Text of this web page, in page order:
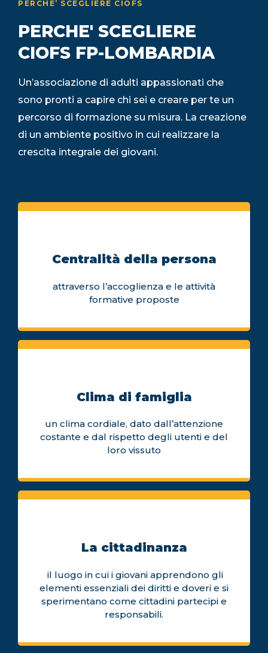
PERCHE’ SCEGLIERE CIOFS
PERCHE' SCEGLIERE
CIOFS FP-LOMBARDIA
Un’associazione di adulti appassionati che
sono pronti a capire chi sei e creare per te un
percorso di formazione su misura. La creazione
di un ambiente positivo in cui realizzare la
crescita integrale dei giovani.
Centralità della persona
attraverso l’accoglienza e le attività
formative proposte
Clima di famiglia
un clima cordiale, dato dall’attenzione
costante e dal rispetto degli utenti e del
loro vissuto
La cittadinanza
il luogo in cui i giovani apprendono gli
elementi essenziali dei diritti e doveri e si
sperimentano come cittadini partecipi e
responsabili.